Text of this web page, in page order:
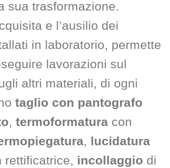
sua trasformazione.
e l’ausilio dei
in laboratorio, permette
lavorazioni sul
altri materiali, di ogni
taglio con pantografo
, termoformatura con
, lucidatura
rettificatrice, incollaggio di